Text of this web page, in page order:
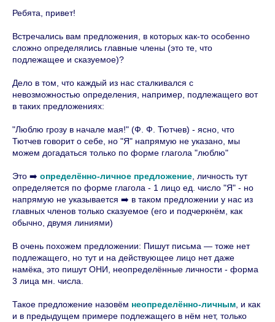
Ребята, привет!
Встречались вам предложения, в которых как-то особенно
сложно определялись главные члены (это те, что
подлежащее и сказуемое)?
Дело в том, что каждый из нас сталкивался с
невозможностью определения, например, подлежащего вот
в таких предложениях:
"Люблю грозу в начале мая!" (Ф. Ф. Тютчев) - ясно, что
Тютчев говорит о себе, но "Я" напрямую не указано, мы
можем догадаться только по форме глагола "люблю"
Это ➡️ определённо-личное предложение , личность тут
определяется по форме глагола - 1 лицо ед. число "Я" - но
напрямую не указывается ➡️ в таком предложении у нас из
главных членов только сказуемое (его и подчеркнём, как
обычно, двумя линиями)
В очень похожем предложении: Пишут письма — тоже нет
подлежащего, но тут и на действующее лицо нет даже
намёка, это пишут ОНИ, неопределённые личности - форма
3 лица мн. числа.
Такое предложение назовём неопределённо-личным , и как
и в предыдущем примере подлежащего в нём нет, только